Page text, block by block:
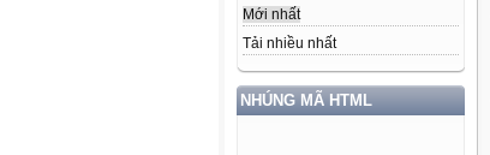
Mới nhất
Tải nhiều nhất
NHÚNG MÃ HTML